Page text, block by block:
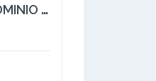
LOTE EN VENTA EN CONDOMINIO - PERMISO DE USO TURÍSTICO - MONTENEGRO Q